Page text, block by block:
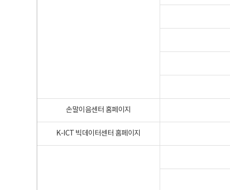
손말이음센터 홈페이지
K-ICT 빅데이터센터 홈페이지